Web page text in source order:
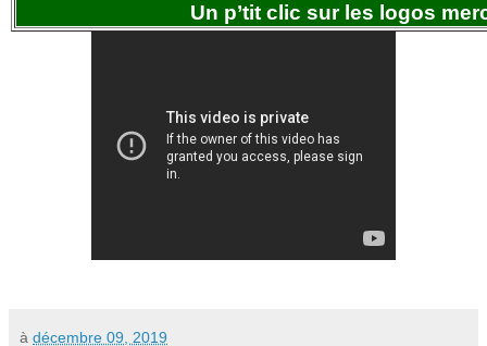
Un p’tit clic sur les logos
à décembre 09, 2019